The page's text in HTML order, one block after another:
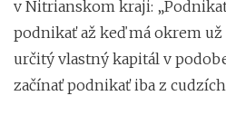
v Nitrianskom kraji:
podnikať až keď má okrem
určitý vlastný kapitál v
začínať podnikať iba z cudzích